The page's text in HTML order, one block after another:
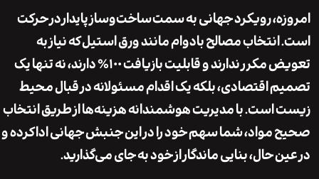
رویکرد جهانی به سمتساخت‌وساز پایداردر حرکت
مصالح بادوام مانند ورق استیل که نیاز به
تعویض مکرر ندارند و قابلیت بازیافت ۱۰۰٪ دارند، نه تنها یک
اقتصادی، بلکه یک اقدام مسئولانه در قبال محیط
با مدیریت هوشمندانه هزینه‌ها از طریق انتخاب
شما سهم خود را در این جنبش جهانی ادا کرده و
حال، بنایی ماندگار از خود به جای می‌گذارید.